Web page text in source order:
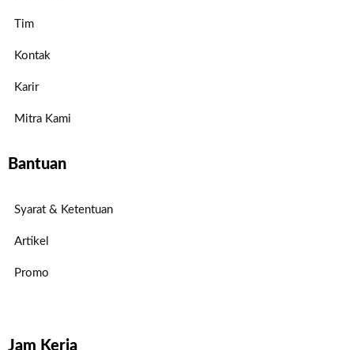
Tim
Kontak
Karir
Mitra Kami
Bantuan
Syarat & Ketentuan
Artikel
Promo
Jam Kerja